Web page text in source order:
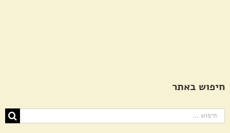
חיפוש באתר
חיפוש...